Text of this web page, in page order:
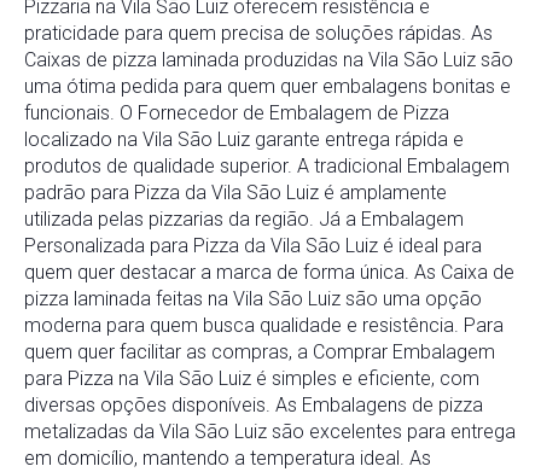
Pizzaria na Vila São Luiz oferecem resistência e
praticidade para quem precisa de soluções rápidas. As
Caixas de pizza laminada produzidas na Vila São Luiz são
uma ótima pedida para quem quer embalagens bonitas e
funcionais. O Fornecedor de Embalagem de Pizza
localizado na Vila São Luiz garante entrega rápida e
produtos de qualidade superior. A tradicional Embalagem
padrão para Pizza da Vila São Luiz é amplamente
utilizada pelas pizzarias da região. Já a Embalagem
Personalizada para Pizza da Vila São Luiz é ideal para
quem quer destacar a marca de forma única. As Caixa de
pizza laminada feitas na Vila São Luiz são uma opção
moderna para quem busca qualidade e resistência. Para
quem quer facilitar as compras, a Comprar Embalagem
para Pizza na Vila São Luiz é simples e eficiente, com
diversas opções disponíveis. As Embalagens de pizza
metalizadas da Vila São Luiz são excelentes para entrega
em domicílio, mantendo a temperatura ideal. As